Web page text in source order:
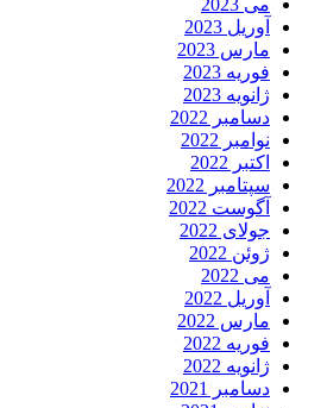
می 2023
آوریل 2023
مارس 2023
فوریه 2023
ژانویه 2023
دسامبر 2022
نوامبر 2022
اکتبر 2022
سپتامبر 2022
آگوست 2022
جولای 2022
ژوئن 2022
می 2022
آوریل 2022
مارس 2022
فوریه 2022
ژانویه 2022
دسامبر 2021